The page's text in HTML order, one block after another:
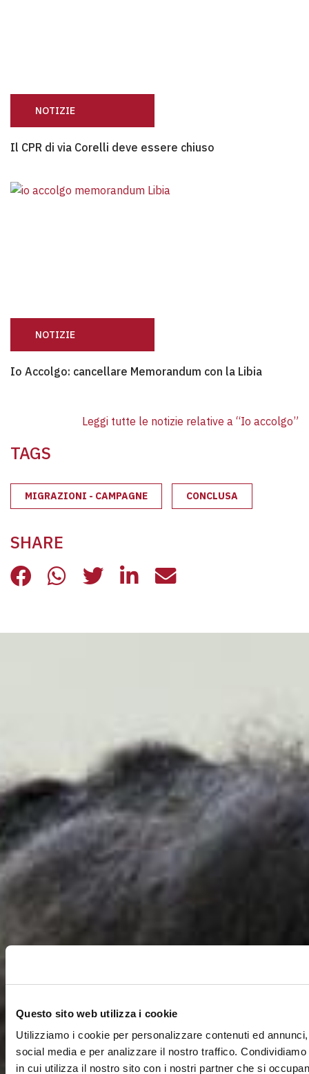
Questo sito web utilizza i cookie
Utilizziamo i cookie per personalizzare contenuti ed
social media e per analizzare il nostro traffico.
in cui utilizza il nostro sito con i nostri partner che si
NOTIZIE
Il CPR di via Corelli deve essere chiuso
NOTIZIE
Io Accolgo: cancellare Memorandum con la Libia
Leggi tutte le notizie relative a “Io accolgo”
TAGS
MIGRAZIONI - CAMPAGNE CONCLUSA
SHARE
IO ACCOLGO
IO ACCOLGO
IO ACCOLGO
IO ACCOLGO
IO ACCOLGO